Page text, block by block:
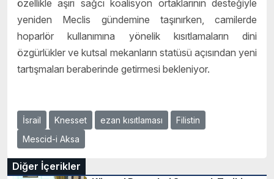
özellikle aşırı sağcı koalisyon ortaklarının desteğiyle
yeniden Meclis gündemine taşınırken, camilerde
hoparlör kullanımına yönelik kısıtlamaların dini
özgürlükler ve kutsal mekanların statüsü açısından yeni
tartışmaları beraberinde getirmesi bekleniyor.
İsrail Knesset ezan kısıtlaması
Filistin
Mescid-i Aksa
Diğer İçerikler